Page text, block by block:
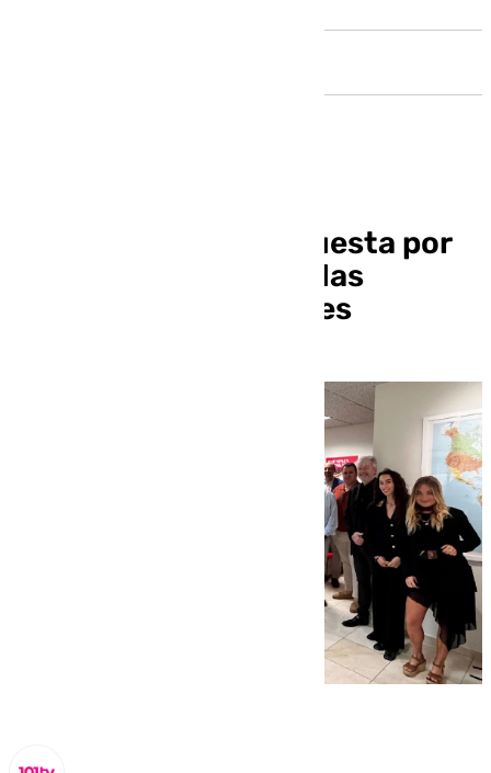
Andalucía TRADE apuesta por
Estados Unidos para las
relaciones comerciales